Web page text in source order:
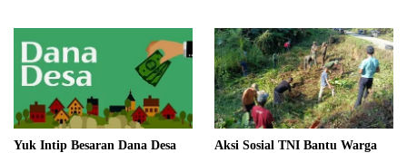
Yuk Intip Besaran Dana Desa
Aksi Sosial TNI Bantu Warga